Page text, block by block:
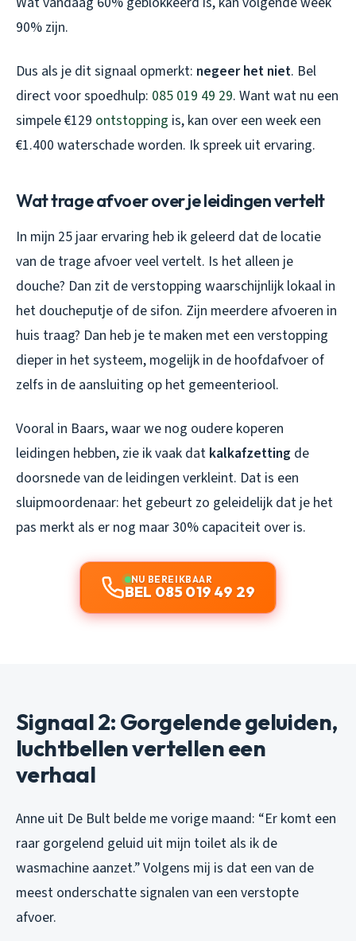
90% zijn.
Dus als je dit signaal opmerkt: negeer het niet. Bel
direct voor spoedhulp: 085 019 49 29. Want wat nu een
simpele €129 ontstopping is, kan over een week een
€1.400 waterschade worden. Ik spreek uit ervaring.
Wat trage afvoer over je leidingen vertelt
In mijn 25 jaar ervaring heb ik geleerd dat de locatie
van de trage afvoer veel vertelt. Is het alleen je
douche? Dan zit de verstopping waarschijnlijk lokaal in
het doucheputje of de sifon. Zijn meerdere afvoeren in
huis traag? Dan heb je te maken met een verstopping
dieper in het systeem, mogelijk in de hoofdafvoer of
zelfs in de aansluiting op het gemeenteriool.
Vooral in Baars, waar we nog oudere koperen
leidingen hebben, zie ik vaak dat kalkafzetting de
doorsnede van de leidingen verkleint. Dat is een
sluipmoordenaar: het gebeurt zo geleidelijk dat je het
pas merkt als er nog maar 30% capaciteit over is.
NU BEREIKBAAR
BEL 085 019 49 29
Signaal 2: Gorgelende geluiden,
luchtbellen vertellen een
verhaal
Anne uit De Bult belde me vorige maand: “Er komt een
raar gorgelend geluid uit mijn toilet als ik de
wasmachine aanzet.” Volgens mij is dat een van de
meest onderschatte signalen van een verstopte
afvoer.